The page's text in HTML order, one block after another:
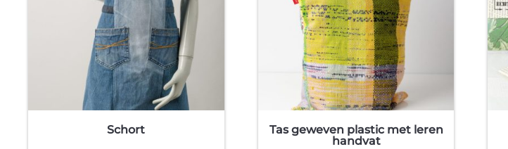
Schort
Tas geweven plastic met leren
handvat